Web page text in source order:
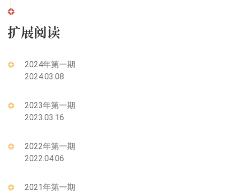
扩展阅读
2024年第一期
2024.03.08
2023年第一期
2023.03.16
2022年第一期
2022.04.06
2021年第一期